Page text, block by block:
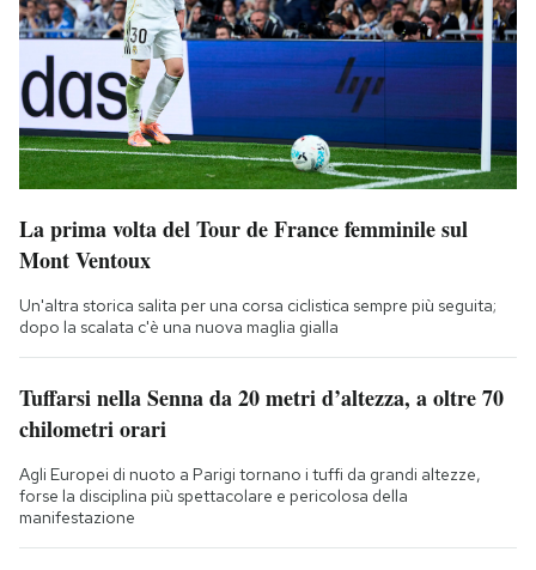
La prima volta del Tour de France femminile sul
Mont Ventoux
Un'altra storica salita per una corsa ciclistica sempre più seguita;
dopo la scalata c'è una nuova maglia gialla
Tuffarsi nella Senna da 20 metri d’altezza, a oltre 70
chilometri orari
Agli Europei di nuoto a Parigi tornano i tuffi da grandi altezze,
forse la disciplina più spettacolare e pericolosa della
manifestazione